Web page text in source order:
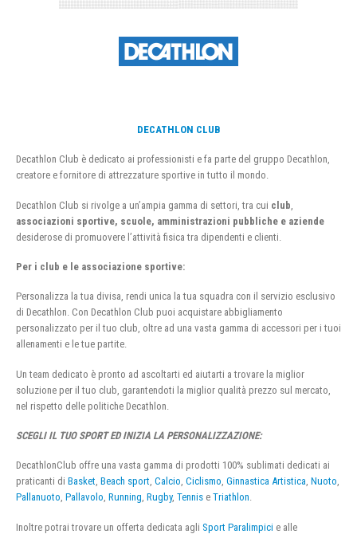
DECATHLON CLUB
Decathlon Club è dedicato ai professionisti e fa parte del gruppo Decathlon,
creatore e fornitore di attrezzature sportive in tutto il mondo.
Decathlon Club si rivolge a un’ampia gamma di settori, tra cui club
associazioni sportive, scuole, amministrazioni pubbliche e aziende
desiderose di promuovere l’attività fisica tra dipendenti e clienti.
Per i club e le associazione sportive:
Personalizza la tua divisa, rendi unica la tua squadra con il servizio esclusivo
di Decathlon. Con Decathlon Club puoi acquistare abbigliamento
personalizzato per il tuo club, oltre ad una vasta gamma di accessori per i tuoi
allenamenti e le tue partite.
Un team dedicato è pronto ad ascoltarti ed aiutarti a trovare la miglior
soluzione per il tuo club, garantendoti la miglior qualità prezzo sul mercato,
nel rispetto delle politiche Decathlon.
SCEGLI IL TUO SPORT ED INIZIA LA PERSONALIZZAZIONE:
DecathlonClub offre una vasta gamma di prodotti 100% sublimati dedicati ai
praticanti di Basket, Beach sport, Calcio, Ciclismo, Ginnastica Artistica, Nuoto,
Pallanuoto, Pallavolo, Running, Rugby, Tennis e Triathlon.
Inoltre potrai trovare un offerta dedicata agli Sport Paralimpici e alle